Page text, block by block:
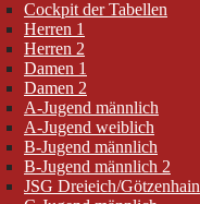
Cockpit der Tabellen
Herren 1
Herren 2
Damen 1
Damen 2
A-Jugend männlich
A-Jugend weiblich
B-Jugend männlich
B-Jugend männlich 2
JSG Dreieich/Götzenhain